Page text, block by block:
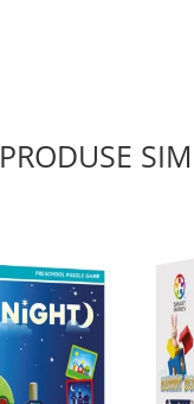
PRODUSE